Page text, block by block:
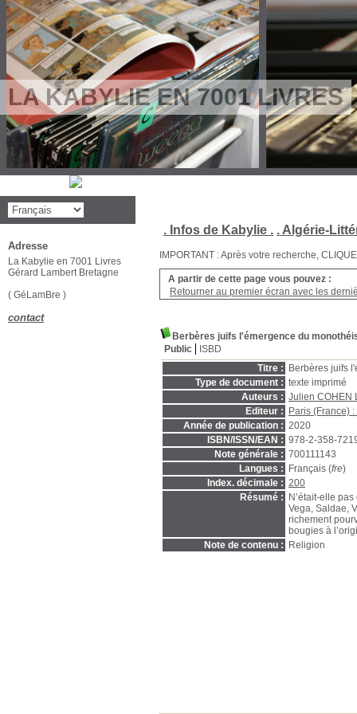
LA KABYLIE EN 7001 LIVRES
. Infos de Kabylie . . Algérie-
IMPORTANT : Après votre recherche,
A partir de cette page vous pouvez :
Retourner au premier écran avec les
Berbères juifs l'émergence du
Public
ISBD
Titre :
Berbères juifs
Type de document : texte imprimé
Auteurs : Julien COHEN
Editeur :
Paris (France)
Année de publication : 2020
ISBN/ISSN/EAN : 978-2-358-
Note générale : 700111143
Langues :
Français (fre)
Index. décimale : 200
Résumé :
N’était-elle
Vega, Saldae,
richement
bougies à
Note de contenu :
Religion
Adresse
La Kabylie en 7001 Livres
Gérard Lambert Bretagne
( GéLamBre )
contact